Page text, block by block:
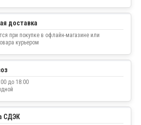
доставка
при покупке в офлайн-магазине или
курьером
до 18:00
СДЭК